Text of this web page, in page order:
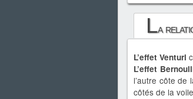
La
L’effet Venturi
L’effet
l’autre côte de
côtés de la voile